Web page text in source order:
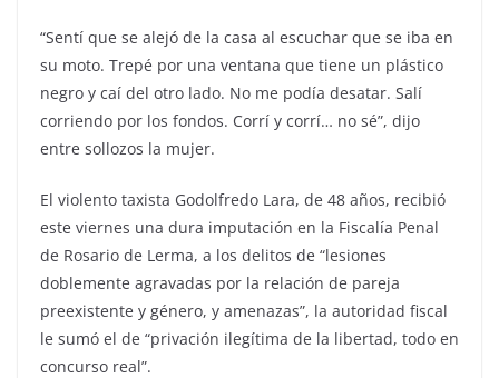
“Sentí que se alejó de la casa al escuchar que se iba en
su moto. Trepé por una ventana que tiene un plástico
negro y caí del otro lado. No me podía desatar. Salí
corriendo por los fondos. Corrí y corrí… no sé”, dijo
entre sollozos la mujer.
El violento taxista Godolfredo Lara, de 48 años, recibió
este viernes una dura imputación en la Fiscalía Penal
de Rosario de Lerma, a los delitos de “lesiones
doblemente agravadas por la relación de pareja
preexistente y género, y amenazas”, la autoridad fiscal
le sumó el de “privación ilegítima de la libertad, todo en
concurso real”.